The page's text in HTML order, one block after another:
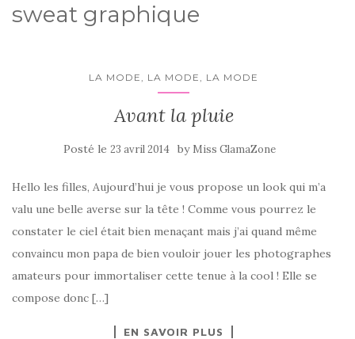
sweat graphique
LA MODE, LA MODE, LA MODE
Avant la pluie
Posté le 23 avril 2014 by Miss GlamaZone
Hello les filles, Aujourd’hui je vous propose un look qui m’a
valu une belle averse sur la tête ! Comme vous pourrez le
constater le ciel était bien menaçant mais j’ai quand même
convaincu mon papa de bien vouloir jouer les photographes
amateurs pour immortaliser cette tenue à la cool ! Elle se
compose donc […]
EN SAVOIR PLUS